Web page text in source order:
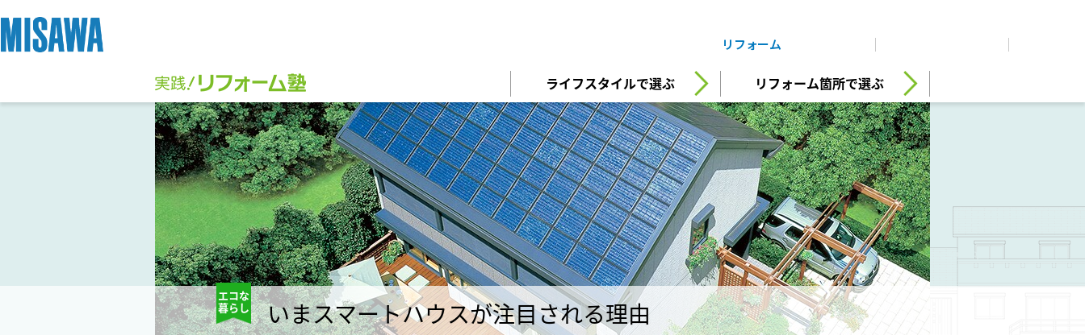
住まい 閉じる
建てる [注文住宅]
商品ラインアップ
デザイン
テクノロジー（住まいの性能）
建築事例・建築実例
買う
分譲住宅（建売・土地）検索
中古住宅検索
スムストック検索
分譲マンション検索
これから住まいをご検討の方
多彩な動画やこだわりが詰まった建築実例、注目の最新情
報など、住まいづくりを楽しく学べるデジタルラウンジで
す。
ホームラウンジ 新築・戸建て
土地活用 閉じる
個人のお客さま
賃貸住宅
賃貸併用住宅
店舗・各種施設
土地活用モデルルーム見学
法人のお客さま
企業不動産活用（CRE）戦略
社宅建築
医療・介護・子育て・障がい福祉施設
これから土地活用・賃貸経営をご検討の方
土地活用の基礎から長期安定経営を目指すオーナー様ま
で、賃貸経営に役立つ多彩な情報を幅広くお届けします。
ホームラウンジ 土地活用・賃貸経営
リフォーム
リフォーム 閉じる
戸建て・マンション
ミサワリフォームとは
リフォームの流れ
リフォームメニュー
リフォーム事例
事業用
事業用リノベーション
ホテル・旅館リフォーム
リフォーム営業所
これからリフォームをご検討の方
実例動画や基礎知識、収納の工夫など、理想の住まいを叶え
るリフォームの具体策とアイデアを豊富にご用意していま
す。
ホームラウンジ リフォーム
まちづくり 閉じる
複合開発・投資開発
複合開発事業（ASMACI-アスマチ-）
再開発・官民連携事業
分譲マンション開発事業
収益不動産・投資開発事業
事業用売買
事業用地・事業用建物
分譲用地
すべてのフィールドに新しい価値をデザインし、持続可能な
未来志向のまちづくりを実現していきます。
ミサワゼネラルソリューション
オーナーサポート 閉じる
サポートメニュー
住まいるりんぐ（ロングサポート）
保証制度
アフターメンテナンス
ミサワリフォーム
ご相談窓口
お客様センター
ミサワホームオーナーさま・リフォーム工事ご契約者さま
とミサワホームを結ぶコミュニケーションサイト。お得・
便利・安心なコンテンツや、ミサワホームからの大切なお
知らせなど配信しています。
ミサワオーナーズクラブ
企業・IR情報 閉じる
企業・IR
ニュース
MISAWAについて
ミサワホームグループ
IR情報
採用情報
新卒者採用
中途採用
障がい者採用
ウエルネス事業
ミサワアイデンティティ
ライフスタイルで選ぶ リフォーム箇所で選ぶ
エコな
暮らし
いまスマートハウスが注目される理由